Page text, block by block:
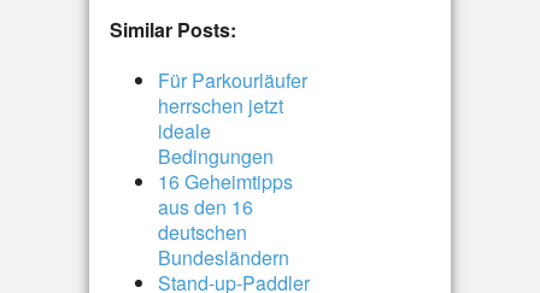
Similar Posts:
Für Parkourläufer
herrschen jetzt
ideale
Bedingungen
16 Geheimtipps
aus den 16
deutschen
Bundesländern
Stand-up-Paddler